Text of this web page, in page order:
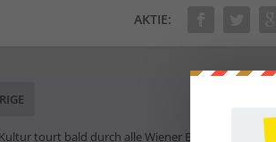
AKTIE:
tourt bald durch alle Wiener Bezirke